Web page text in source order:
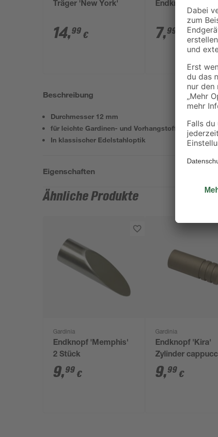
Träger 'New York'
14,99 €
Endknopf 'New
7,99
Beschreibung
Durchmesser 12 mm
für leichte Gardinen- und Vorhangstoffe
In klassischer Edelstahloptik
Eigenschaften
Ähnliche Produkte
Gardinia
Endknopf 'Memphis'
2 Stück
9,99 €
Gardinia
Endknopf 'Kira'
Zylinder
Stück
9,99 €